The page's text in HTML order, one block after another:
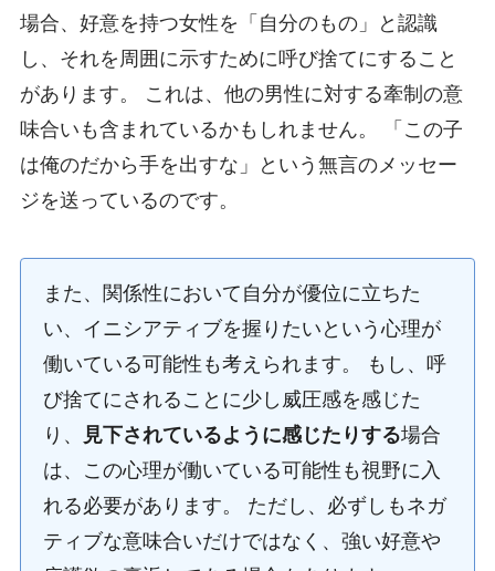
場合、好意を持つ女性を「自分のもの」と認識
し、それを周囲に示すために呼び捨てにすること
があります。 これは、他の男性に対する牽制の意
味合いも含まれているかもしれません。 「この子
は俺のだから手を出すな」という無言のメッセー
ジを送っているのです。
また、関係性において自分が優位に立ちた
い、イニシアティブを握りたいという心理が
働いている可能性も考えられます。 もし、呼
び捨てにされることに少し威圧感を感じた
り、
見下されているように感じたりする場合
は、この心理が働いている可能性も視野に入
れる必要があります。 ただし、必ずしもネガ
ティブな意味合いだけではなく、強い好意や